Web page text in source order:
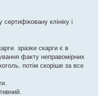
клініку і
зразки скарги є в
факту неправомірних
потім скоріше за все